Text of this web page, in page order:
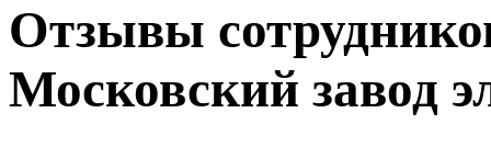
Отзывы
Московский завод